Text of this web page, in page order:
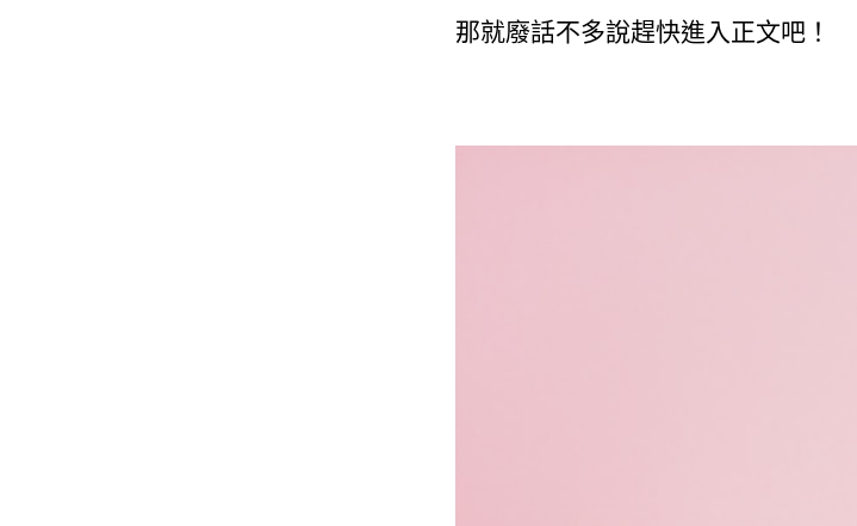
那就廢話不多說趕快進入正文吧！